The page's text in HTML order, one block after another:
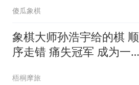
傻瓜象棋
象棋大师孙浩宇给的棋 顺
序走错 痛失冠军 成为一
梧桐摩旅